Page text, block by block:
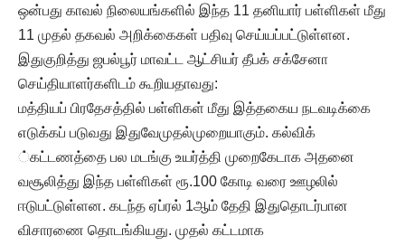
ஒன்பது காவல் நிலையங்களில் இந்த 11 தனியார் பள்ளிகள் மீது
11 முதல் தகவல் அறிக்கைகள் பதிவு செய்யப்பட்டுள்ளன.
இதுகுறித்து ஜபல்பூர் மாவட்ட ஆட்சியர் தீபக் சக்சேனா
செய்தியாளர்களிடம் கூறியதாவது:
மத்தியப் பிரதேசத்தில் பள்ளிகள் மீது இத்தகைய நடவடிக்கை
எடுக்கப் படுவது இதுவேமுதல்முறையாகும். கல்விக்
்கட்டணத்தை பல மடங்கு உயர்த்தி முறைகேடாக அதனை
வசூலித்து இந்த பள்ளிகள் ரூ.100 கோடி வரை ஊழலில்
ஈடுபட்டுள்ளன. கடந்த ஏப்ரல் 1ஆம் தேதி இதுதொடர்பான
விசாரணை தொடங்கியது. முதல் கட்டமாக